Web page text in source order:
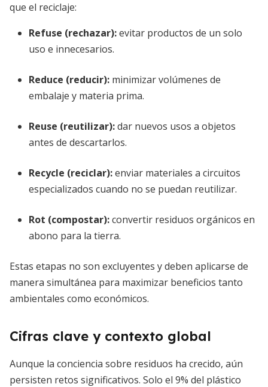
que el reciclaje:
Refuse (rechazar):evitar productos de un solo
uso e innecesarios.
Reduce (reducir): minimizar volúmenes de
embalaje y materia prima.
Reuse (reutilizar):dar nuevos usos a objetos
antes de descartarlos.
Recycle (reciclar):enviar materiales a circuitos
especializados cuando no se puedan reutilizar.
Rot (compostar):convertir residuos orgánicos en
abono para la tierra.
Estas etapas no son excluyentes y deben aplicarse de
manera simultánea para maximizar beneficios tanto
ambientales como económicos.
Cifras clave y contexto global
Aunque la conciencia sobre residuos ha crecido, aún
persisten retos significativos. Solo el 9% del plástico